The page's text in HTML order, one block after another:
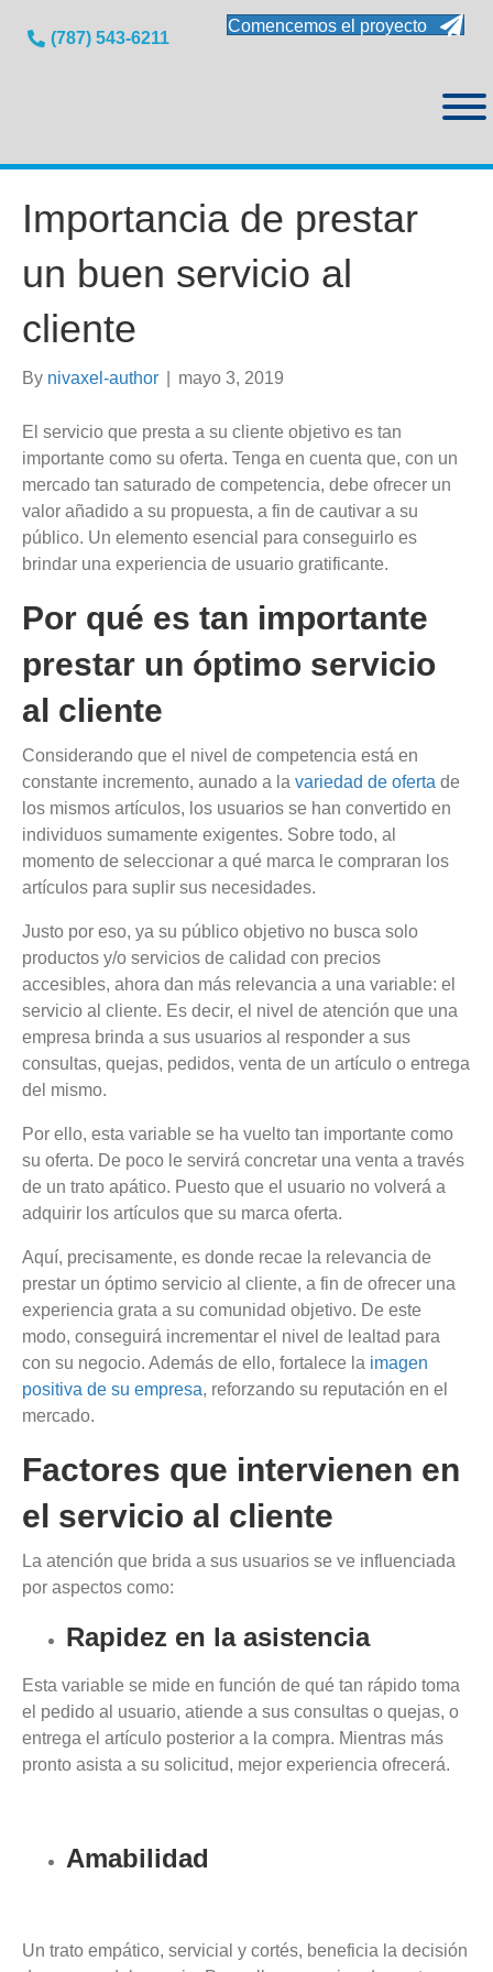
(787) 543-6211
Comencemos el proyecto
Importancia de prestar
un buen servicio al
cliente
By nivaxel-author mayo 3, 2019
El servicio que presta a su cliente objetivo es tan
importante como su oferta. Tenga en cuenta que, con un
mercado tan saturado de competencia, debe ofrecer un
valor añadido a su propuesta, a fin de cautivar a su
público. Un elemento esencial para conseguirlo es
brindar una experiencia de usuario gratificante.
Por qué es tan importante
prestar un óptimo servicio
al cliente
Considerando que el nivel de competencia está en
constante incremento, aunado a la variedad de oferta de
los mismos artículos, los usuarios se han convertido en
individuos sumamente exigentes. Sobre todo, al
momento de seleccionar a qué marca le compraran los
artículos para suplir sus necesidades.
Justo por eso, ya su público objetivo no busca solo
productos y/o servicios de calidad con precios
accesibles, ahora dan más relevancia a una variable: el
servicio al cliente. Es decir, el nivel de atención que una
empresa brinda a sus usuarios al responder a sus
consultas, quejas, pedidos, venta de un artículo o entrega
del mismo.
Por ello, esta variable se ha vuelto tan importante como
su oferta. De poco le servirá concretar una venta a través
de un trato apático. Puesto que el usuario no volverá a
adquirir los artículos que su marca oferta.
Aquí, precisamente, es donde recae la relevancia de
prestar un óptimo servicio al cliente, a fin de ofrecer una
experiencia grata a su comunidad objetivo. De este
modo, conseguirá incrementar el nivel de lealtad para
con su negocio. Además de ello, fortalece la imagen
positiva de su empresa, reforzando su reputación en el
mercado.
Factores que intervienen en
el servicio al cliente
La atención que brida a sus usuarios se ve influenciada
por aspectos como:
Rapidez en la asistencia
Esta variable se mide en función de qué tan rápido toma
el pedido al usuario, atiende a sus consultas o quejas, o
entrega el artículo posterior a la compra. Mientras más
pronto asista a su solicitud, mejor experiencia ofrecerá.
Amabilidad
Un trato empático, servicial y cortés, beneficia la decisión